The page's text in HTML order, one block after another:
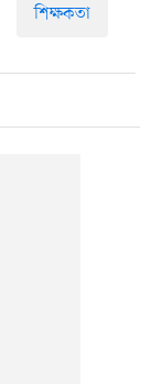
শিক্ষকতা